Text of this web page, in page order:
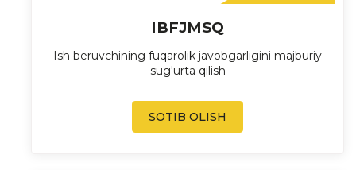
IBFJMSQ
Ish beruvchining fuqarolik javobgarligini majburiy
sug'urta qilish
SOTIB OLISH